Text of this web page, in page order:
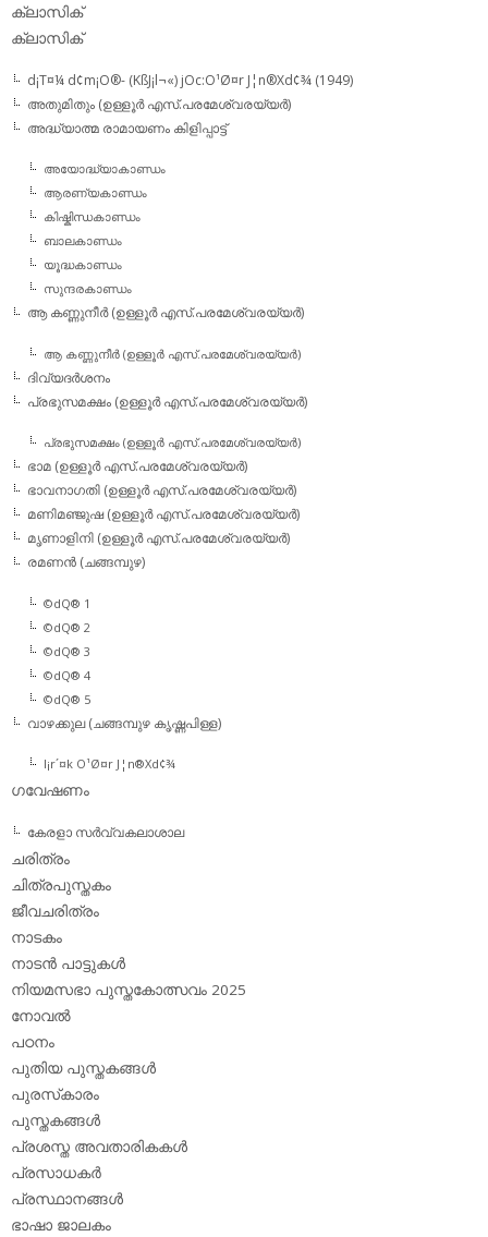
ക്ലാസിക്‌
ക്ലാസിക്
d¡T¤¼ d¢m¡O®- (KßJ¡l¬«) jOc:O¹Ø¤r J¦n®Xd¢¾ (1949)
അതുമിതും (ഉള്ളൂര്‍ എസ്.പരമേശ്വരയ്യര്‍)
അദ്ധ്യാത്മ രാമായണം കിളിപ്പാട്ട്‌
അയോദ്ധ്യാകാണ്ഡം
ആരണ്യകാണ്ഡം
കിഷ്കിന്ധകാണ്ഡം
ബാലകാണ്ഡം
യൂദ്ധകാണ്ഡം
സുന്ദരകാണ്ഡം
ആ കണ്ണുനീര്‍ (ഉള്ളൂര്‍ എസ്.പരമേശ്വരയ്യര്‍)
ആ കണ്ണുനീര്‍ (ഉള്ളൂര്‍ എസ്.പരമേശ്വരയ്യര്‍)
ദിവ്യദര്‍ശനം
പ്രഭുസമക്ഷം (ഉള്ളൂര്‍ എസ്.പരമേശ്വരയ്യര്‍)
പ്രഭുസമക്ഷം (ഉള്ളൂര്‍ എസ്.പരമേശ്വരയ്യര്‍)
ഭാമ (ഉള്ളൂര്‍ എസ്.പരമേശ്വരയ്യര്‍)
ഭാവനാഗതി (ഉള്ളൂര്‍ എസ്.പരമേശ്വരയ്യര്‍)
മണിമഞ്ജുഷ (ഉള്ളൂര്‍ എസ്.പരമേശ്വരയ്യര്‍)
മൃണാളിനി (ഉള്ളൂര്‍ എസ്.പരമേശ്വരയ്യര്‍)
രമണന്‍ (ചങ്ങമ്പുഴ)
©dQ® 1
©dQ® 2
©dQ® 3
©dQ® 4
©dQ® 5
വാഴക്കുല (ചങ്ങമ്പുഴ കൃഷ്ണപിള്ള)
l¡r´¤k O¹Ø¤r J¦n®Xd¢¾
ഗവേഷണം
കേരളാ സര്‍വ്വകലാശാല
ചരിത്രം
ചിത്രപുസ്തകം
ജീവചരിത്രം
നാടകം
നാടന്‍ പാട്ടുകള്‍
നിയമസഭാ പുസ്തകോത്സവം 2025
നോവല്‍
പഠനം
പുതിയ പുസ്തകങ്ങള്‍
പുരസ്‌കാരം
പുസ്തകങ്ങള്‍
പ്രശസ്ത അവതാരികകള്‍
പ്രസാധകര്‍
പ്രസ്ഥാനങ്ങള്‍
ഭാഷാ ജാലകം